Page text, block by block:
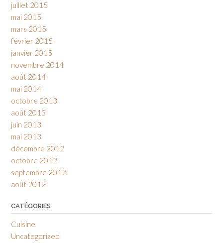
juillet 2015
mai 2015
mars 2015
février 2015
janvier 2015
novembre 2014
août 2014
mai 2014
octobre 2013
août 2013
juin 2013
mai 2013
décembre 2012
octobre 2012
septembre 2012
août 2012
CATÉGORIES
Cuisine
Uncategorized